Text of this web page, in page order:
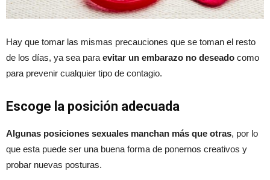
Hay que tomar las mismas precauciones que se toman el resto
de los días, ya sea para evitar un embarazo no deseado como
para prevenir cualquier tipo de contagio.
Escoge la posición adecuada
Algunas posiciones sexuales manchan más que otras, por lo
que esta puede ser una buena forma de ponernos creativos y
probar nuevas posturas.